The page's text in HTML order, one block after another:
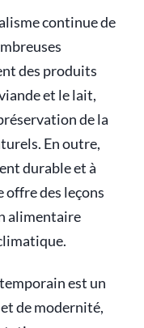
continue de
des produits
et le lait,
de la
En outre,
durable et à
des leçons
alimentaire
est un
de modernité,